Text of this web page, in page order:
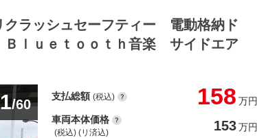
ラッシュセーフティー 電動格納ド
ｕｅｔｏｏｔｈ音楽 サイドエア
1/60
支払総額 (税込) 158 万円
車両本体価格
(税込) (リ済込) 153万円